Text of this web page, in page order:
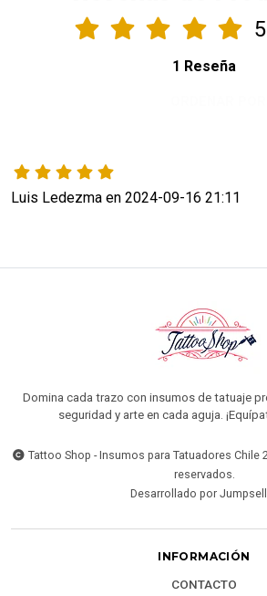
1 Reseña
Luis Ledezma en 2024-09-16 21:11
Domina cada trazo con insumos de tatuaje
seguridad y arte en cada aguja.
Tattoo Shop - Insumos para Tatuadores Chile
reservados.
Desarrollado por
INFORMACIÓN
CONTACTO